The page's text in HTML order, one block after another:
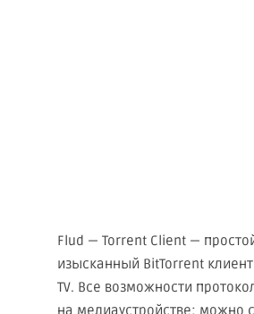
Flud — Torrent Client —
изысканный BitTorrent
TV. Все возможности
на медиаустройстве: можно